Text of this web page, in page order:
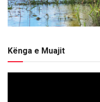
Kënga e Muajit